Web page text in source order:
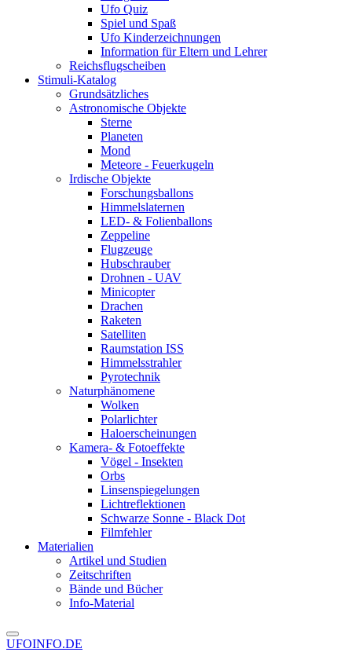
Ufo Quiz
Spiel und Spaß
Ufo Kinderzeichnungen
Information für Eltern und Lehrer
Reichsflugscheiben
Stimuli-Katalog
Grundsätzliches
Astronomische Objekte
Sterne
Planeten
Mond
Meteore - Feuerkugeln
Irdische Objekte
Forschungsballons
Himmelslaternen
LED- & Folienballons
Zeppeline
Flugzeuge
Hubschrauber
Drohnen - UAV
Minicopter
Drachen
Raketen
Satelliten
Raumstation ISS
Himmelsstrahler
Pyrotechnik
Naturphänomene
Wolken
Polarlichter
Haloerscheinungen
Kamera- & Fotoeffekte
Vögel - Insekten
Orbs
Linsenspiegelungen
Lichtreflektionen
Schwarze Sonne - Black Dot
Filmfehler
Materialien
Artikel und Studien
Zeitschriften
Bände und Bücher
Info-Material
UFOINFO.DE